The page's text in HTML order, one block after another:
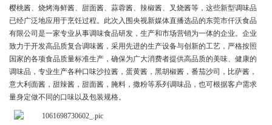
樱桃酱、烧烤海鲜酱、甜面酱、蒜蓉酱、辣椒酱、叉烧酱等，这些新型调味品
已经广泛地应用于烹饪过程。此次入围央视新媒体直播选品的东莞市仟沃食品
有限公司是一家专业从事调味食品研发，生产和市场营销为一体的企业。企业
致力于开发高品质复合调味酱，采用先进的生产设备与创新的工艺，严格按照
国家的各项食品质量标准生产，确保为广大消费者提供高品质的美味、健康的
调味品，专业生产各种口味沙拉酱，蛋黄酱，黑胡椒酱，番茄沙司，比萨酱，
意大利面酱，甜辣酱，甜面酱，腌料，撒粉等系列调味品，也可根据客户需求
量身定做不同的口味以及包装规格。